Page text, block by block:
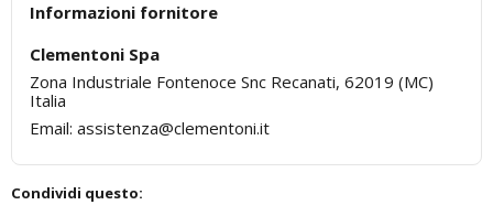
Informazioni fornitore
Clementoni Spa
Zona Industriale Fontenoce Snc Recanati, 62019 (MC)
Italia
Email: assistenza@clementoni.it
Condividi questo: